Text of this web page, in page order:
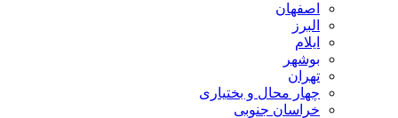
اصفهان
البرز
ایلام
بوشهر
تهران
چهار محال و بختیاری
خراسان جنوبی